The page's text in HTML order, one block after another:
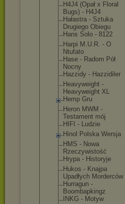
H4J4 (Opał x Floral
Bugs) - H4J4
Hałastra - Sztuka
Drugiego Obiegu
Hans Solo - 8122
Harpi M.U.R. - O
Ntufato
Hase - Radom Pół
Nocny
Hazzidy - Hazzidiler
Heavyweight -
Heavyweight XL
Hemp Gru
Heron MWM -
Testament mój
HIFI - Ludzie
Hinol Polska Wersja
HMS - Nowa
Rzeczywistość
Hrypa - Historyje
Hukos - Knajpa
Upadłych Morderców
Hurragun -
Boombapkingz
INKG - Motyw